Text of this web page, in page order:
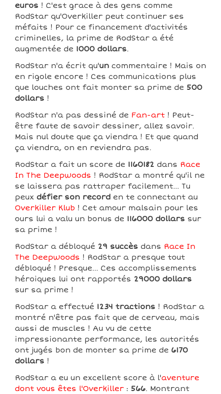
euros ! C'est grace à des gens comme
RodStar qu'Overkiller peut continuer ses
méfaits ! Pour ce financement d'activités
criminelles, la prime de RodStar a été
augmentée de 1000 dollars.
RodStar n'a écrit qu'un commentaire ! Mais on
en rigole encore ! Ces communications plus
que louches ont fait monter sa prime de 500
dollars !
RodStar n'a pas dessiné de Fan-art ! Peut-
être faute de savoir dessiner, allez savoir.
Mais nul doute que ça viendra ! Et que quand
ça viendra, on en reviendra pas.
RodStar a fait un score de 1160182 dans Race
In The Deepwoods ! RodStar a montré qu'il ne
se laissera pas rattraper facilement... Tu
peux défier son record en te connectant au
Overkiller Klub ! Cet amour malsain pour les
ours lui a valu un bonus de 116000 dollars sur
sa prime !
RodStar a débloqué 29 succès dans Race In
The Deepwoods ! RodStar a presque tout
débloqué ! Presque... Ces accomplissements
héroiques lui ont rapportés 29000 dollars
sur sa prime !
RodStar a effectué 1234 tractions ! RodStar a
montré n'être pas fait que de cerveau, mais
aussi de muscles ! Au vu de cette
impressionante performance, les autorités
ont jugés bon de monter sa prime de 6170
dollars !
RodStar a eu un excellent score à l'aventure
dont vous êtes l'Overkiller : 566. Montrant